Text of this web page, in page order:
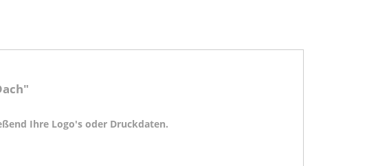
Ihre Logo's oder Druckdaten.